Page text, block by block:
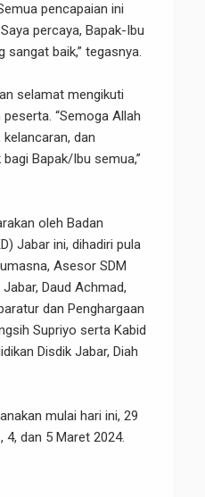
pencapaian ini
percaya, Bapak-Ibu
baik,” tegasnya.
selamat mengikuti
“Semoga Allah
dan
Bapak/Ibu semua,”
oleh Badan
Jabar ini, dihadiri pula
Asesor SDM
Daud Achmad,
dan Penghargaan
Supriyo serta Kabid
Disdik Jabar, Diah
mulai hari ini, 29
4, dan 5 Maret 2024.